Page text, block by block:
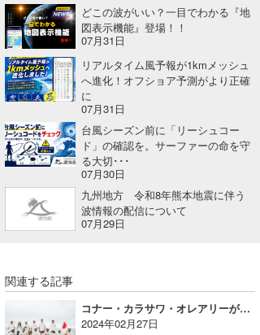
どこの波がいい？一目でわかる『地
図表示機能』登場！！
07月31日
リアルタイム風予報が1kmメッシュ
へ進化！オフショア予測がより正確
に
07月31日
台風シーズン前に「リーシュコー
ド」の確認を。サーファーの命を守
る大切･･･
07月30日
九州地方 令和8年熊本地震に伴う
波情報の配信について
07月29日
関連する記事
コナー・カラサワ・オレアリーがリパチャージで巻き返す！ISAワールドサーフィンゲームス
2024年02月27日